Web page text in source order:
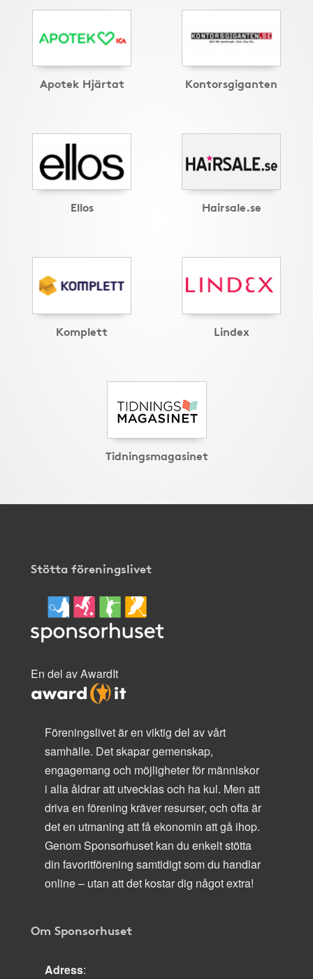
Apotek Hjärtat Kontorsgiganten
Ellos Hairsale.se
Komplett Lindex
Tidningsmagasinet
Stötta föreningslivet
En del av AwardIt
Föreningslivet är en viktig del av vårt
samhälle. Det skapar gemenskap,
engagemang och möjligheter för människor
i alla åldrar att utvecklas och ha kul. Men att
driva en förening kräver resurser, och ofta är
det en utmaning att få ekonomin att gå ihop.
Genom Sponsorhuset kan du enkelt stötta
din favoritförening samtidigt som du handlar
online – utan att det kostar dig något extra!
Om Sponsorhuset
Adress: